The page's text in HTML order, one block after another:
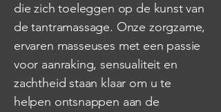
die zich toeleggen op de kunst van
de tantramassage. Onze zorgzame,
ervaren masseuses met een passie
voor aanraking, sensualiteit en
zachtheid staan klaar om u te
helpen ontsnappen aan de